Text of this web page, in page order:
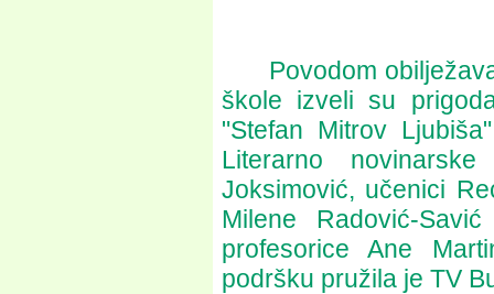
Povodom
škole izveli su
"Stefan Mitrov
Literarno
Joksimović, učenici
Milene Radović-
profesorice Ane
podršku pružila je TV